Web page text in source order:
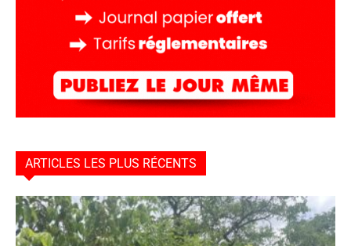
ARTICLES LES PLUS RÉCENTS